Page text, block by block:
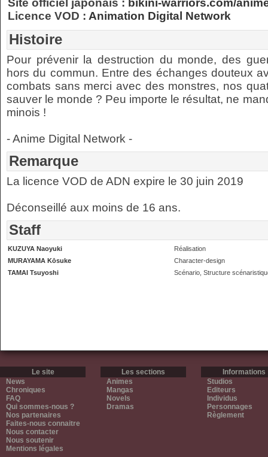
Site officiel japonais : bikini-warriors.com/
Licence VOD : Animation Digital Network
Histoire
Pour prévenir la destruction du monde, des
hors du commun. Entre des échanges douteux
combats sans merci avec des monstres, nos
sauver le monde ? Peu importe le résultat, ne
minois !
- Anime Digital Network -
Remarque
La licence VOD de ADN expire le 30 juin 2019
Déconseillé aux moins de 16 ans.
Staff
KUZUYA Naoyuki
Réalisation
MURAYAMA Kōsuke
Character-design
TAMAI Tsuyoshi
Scénario, Structure
Le site
News
Chroniques
FAQ
Qui sommes-nous ?
Nos partenaires
Faites-nous connaitre
Nous contacter
Nous soutenir
Mentions légales
Les sections
Animes
Mangas
Novels
Dramas
Informations
Studios
Editeurs
Individus
Personnages
Règlement